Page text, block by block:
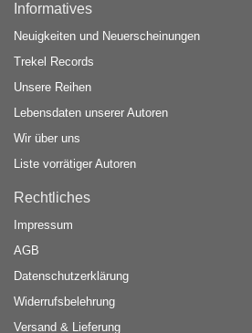
Informatives
Neuigkeiten und Neuerscheinungen
Trekel Records
Unsere Reihen
Lebensdaten unserer Autoren
Wir über uns
Liste vorrätiger Autoren
Rechtliches
Impressum
AGB
Datenschutzerklärung
Widerrufsbelehrung
Versand & Lieferung